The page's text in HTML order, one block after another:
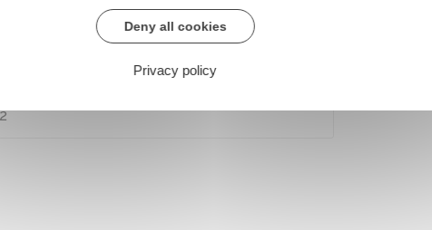
Deny all cookies
Privacy policy